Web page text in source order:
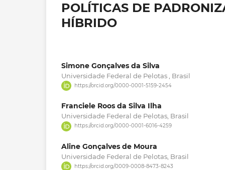
POLÍTICAS DE
HÍBRIDO
Simone Gonçalves da Silva
Universidade Federal de Pelotas , Brasil
https://orcid.org/0000-0001-5159-2454
Franciele Roos da Silva Ilha
Universidade Federal de Pelotas, Brasil
https://orcid.org/0000-0001-6016-4259
Aline Gonçalves de Moura
Universidade Federal de Pelotas, Brasil
https://orcid.org/0009-0008-8473-8243